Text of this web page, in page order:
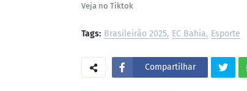
Veja no Tiktok
Tags: Brasileirão 2025 EC Bahia Esporte
Compartilhar